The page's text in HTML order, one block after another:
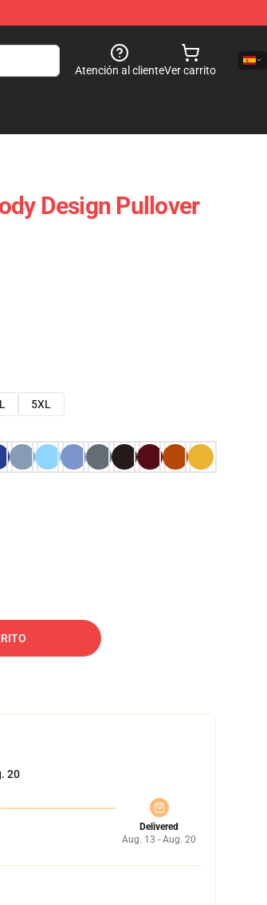
Atención al clienteVer carrito
Design Pullover
5XL
20
Delivered
Aug. 13 - Aug. 20